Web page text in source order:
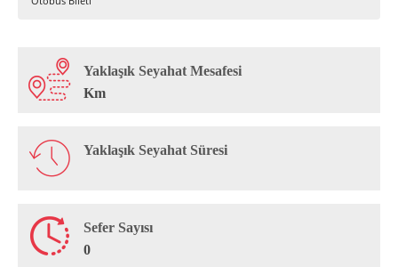
Yaklaşık Seyahat Mesafesi
Km
Yaklaşık Seyahat Süresi
Sefer Sayısı
0